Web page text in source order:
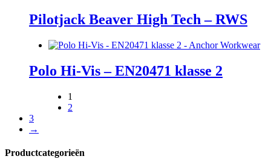
Pilotjack Beaver High Tech – RWS
Polo Hi-Vis – EN20471 klasse 2
1
2
3
→
Productcategorieën